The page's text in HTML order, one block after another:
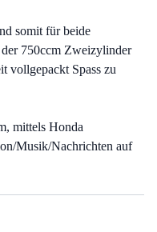
somit für beide
750ccm Zweizylinder
vollgepackt Spass zu
mittels Honda
Musik/Nachrichten auf